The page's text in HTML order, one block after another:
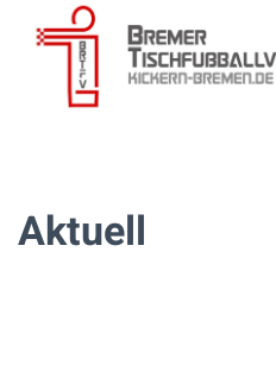
Zum Hauptinhalt springen
Aktuell